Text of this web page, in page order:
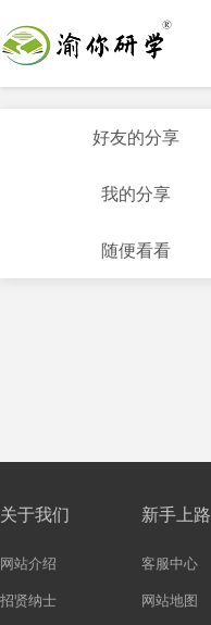
好友的分享
我的分享
随便看看
关于我们
网站介绍
招贤纳士
新手上路
客服中心
网站地图